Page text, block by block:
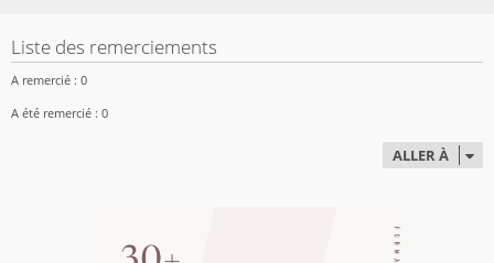
Liste des remerciements
A remercié : 0
A été remercié : 0
ALLER À